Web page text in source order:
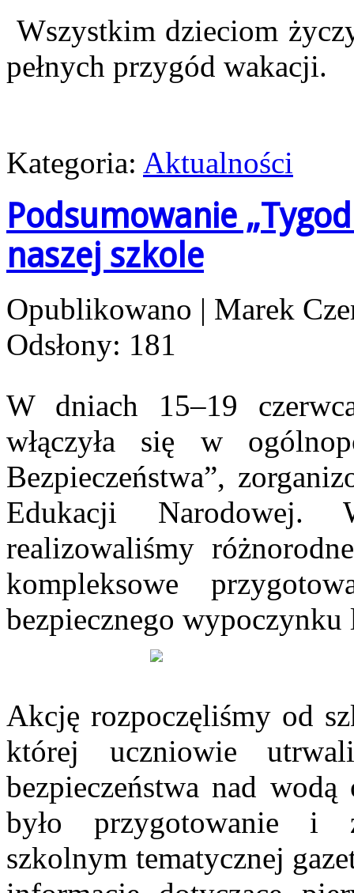
Wszystkim dzieciom
pełnych przygód wakacji.
Kategoria: Aktualności
Podsumowanie
naszej szkole
Opublikowano | Marek
Odsłony: 181
W dniach 15–19
włączyła się w
Bezpieczeństwa”,
Edukacji Narodowej.
realizowaliśmy
kompleksowe
bezpiecznego wypoczynku
Akcję rozpoczęliśmy od
której uczniowie
bezpieczeństwa nad
było przygotowanie i
szkolnym tematycznej